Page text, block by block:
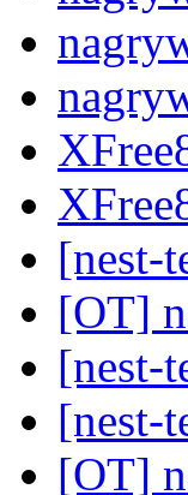
[nest-
[OT]
[nest-
[nest-
[OT]